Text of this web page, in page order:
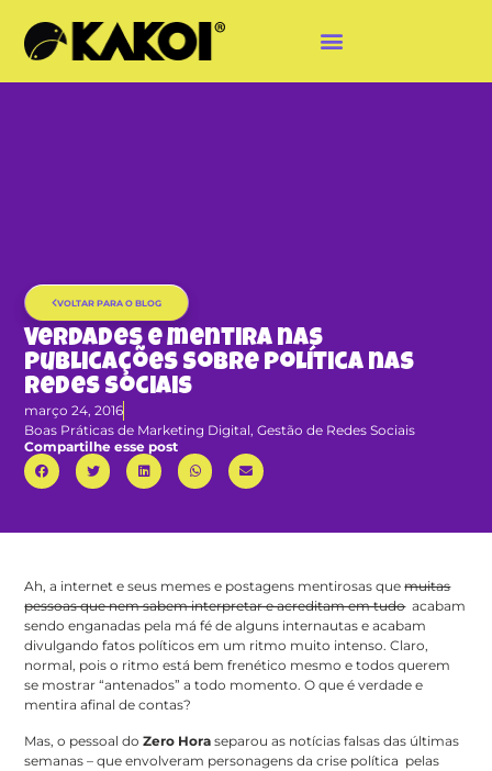
VOLTAR PARA O BLOG
Verdades e mentira nas
publicações sobre política nas
redes sociais
março 24, 2016
Boas Práticas de Marketing Digital,Gestão de Redes Sociais
Compartilhe esse post
Ah, a internet e seus memes e postagens mentirosas quemuitas
pessoas que nem sabem interpretar e acreditam em tudoacabam
sendo enganadas pela má fé de alguns internautas e acabam
divulgando fatos políticos em um ritmo muito intenso. Claro,
normal, pois o ritmo está bem frenético mesmo e todos querem
se mostrar “antenados” a todo momento. O que é verdade e
mentira afinal de contas?
Mas, o pessoal doZero Hora separou as notícias falsas das últimas
semanas – que envolveram personagens da crise política pelas